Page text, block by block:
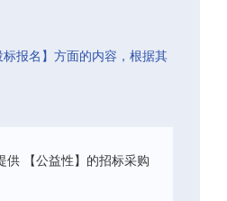
报名】方面的内容，根据其
供 【公益性】的招标采购